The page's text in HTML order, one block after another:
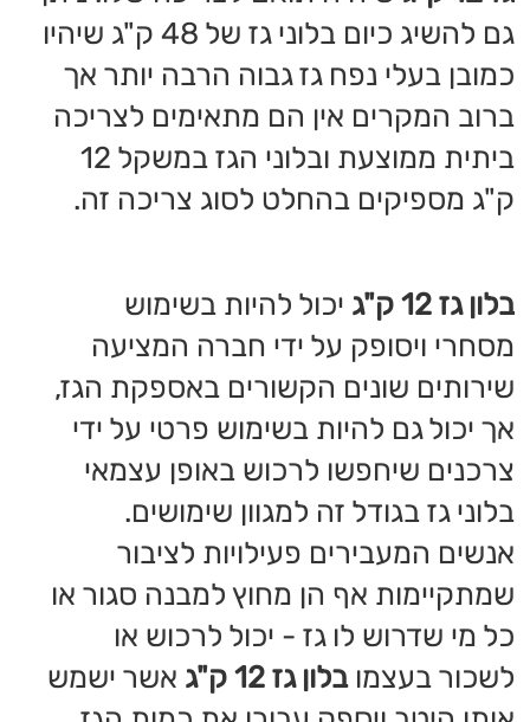
צרכנים שיחפשו לרכוש באופן עצמאי
בלוני גז בגודל זה למגוון שימושים.
אנשים המעבירים פעילויות לציבור
שמתקיימות אף הן מחוץ למבנה סגור או
כל מי שדרוש לו גז - יכול לרכוש או
לשכור בעצמובלון גז 12 ק"ג
אשר ישמש
אותו היטב ויספק עבורו את כמות הגז
שלבלון גז 12 ק"ג
הינו רחב מאד ולא
תמיד אפשר להעריך או לאמוד את
לרכוש מוצר כזה או אחר מומלץ גם
במקרה כזה לבצע סקר שוק רחב ומקיף
על מנת להחליט היכן יהיה הכי כדאי
לקנות את הבלון. חשוב מאד לקבל
הדרכה והנחיה איך לתפעל את בלון הגז
וחשוב עוד יותר - מה לעשות עם בלון
חשוב מאד להקפיד על ביצוע של כל
ההנחיות שמקבלים מאנשי המקצוע
מפני שלא מומלץ להתעסק עם גז מבלי